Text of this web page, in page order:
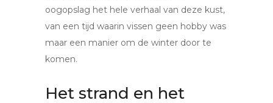
oogopslag het hele verhaal van deze kust,
van een tijd waarin vissen geen hobby was
maar een manier om de winter door te
komen.
Het strand en het